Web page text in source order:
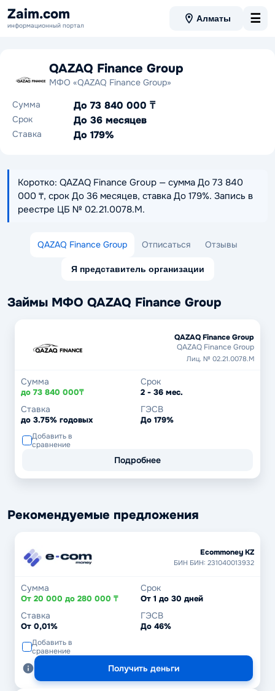
Zaim.com
информационный портал
Алматы ☰
QAZAQ Finance Group
МФО «QAZAQ Finance Group»
Сумма
До 73 840 000 ₸
Срок До 36 месяцев
Ставка До 179%
Коротко: QAZAQ Finance Group — сумма До 73 840
000 ₸, срок До 36 месяцев, ставка До 179%. Запись в
реестре ЦБ № 02.21.0078.М.
QAZAQ Finance Group Отписаться Отзывы
Я представитель организации
Займы МФО QAZAQ Finance Group
QAZAQ Finance Group
QAZAQ Finance Group
Лиц. № 02.21.0078.М
Сумма
до 73 840 000₸
Срок
2 - 36 мес.
Ставка
до 3.75% годовых
ГЭСВ
До 179%
Добавить в
сравнение
Подробнее
Рекомендуемые предложения
Ecommoney KZ
БИН БИН: 231040013932
Сумма
От 20 000 до 280 000 ₸
Срок
От 1 до 30 дней
Ставка
От 0,01%
ГЭСВ
До 46%
Добавить в
сравнение
Получить деньги